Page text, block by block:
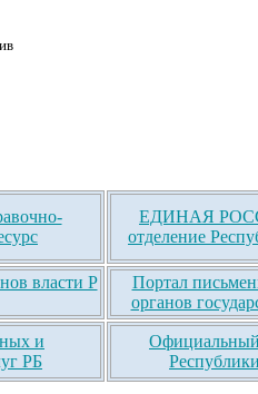
ЕДИНАЯ
отделение
власти Р
Портал
органов
и
РБ
Официальный